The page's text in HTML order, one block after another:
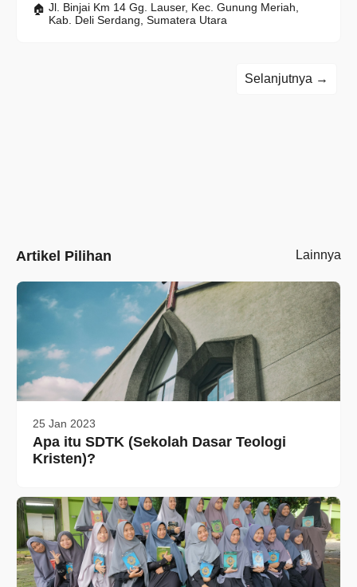
Jl. Binjai Km 14 Gg. Lauser, Kec. Gunung Meriah,
Kab. Deli Serdang, Sumatera Utara
Selanjutnya →
Artikel Pilihan Lainnya
25 Jan 2023
Apa itu SDTK (Sekolah Dasar Teologi
Kristen)?